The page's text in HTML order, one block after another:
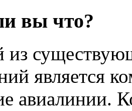
вы что?
из
является
авиалинии.